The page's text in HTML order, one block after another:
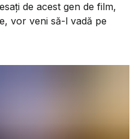
de acest gen de film,
vor veni să-l vadă pe